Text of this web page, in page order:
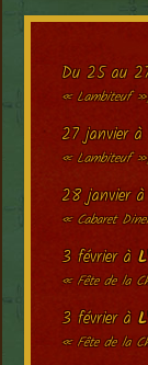
Du 25 au
« Lambiteuf
27 janvier à
« Lambiteuf »,
28 janvier
« Cabaret
3 février à
« Fête de la
3 février à
« Fête de la